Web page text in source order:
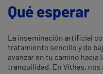
Qué esperar
La inseminación artificial
tratamiento sencillo y de
avanzar en tu camino hacia
tranquilidad. En Vithas, nos